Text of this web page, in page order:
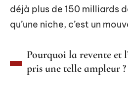
déjà plus de 150 milliards
qu’une niche, c’est un
Pourquoi la revente et
pris une telle ampleur ?